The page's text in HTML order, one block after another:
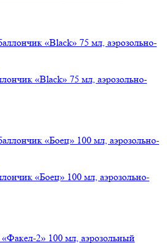
«Black» 75 мл, аэрозольно-
«Боец» 100 мл, аэрозольно-